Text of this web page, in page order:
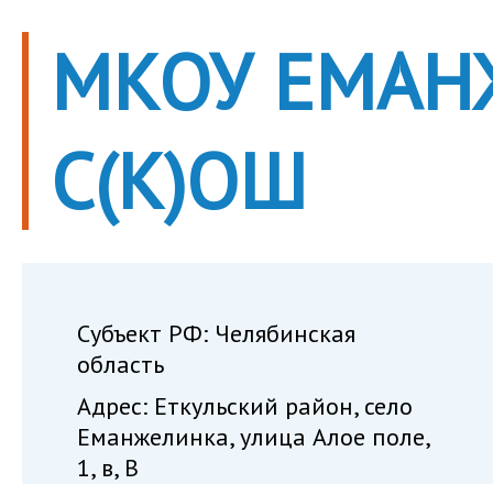
МКОУ
С(К)ОШ
Субъект РФ: Челябинская
область
Адрес: Еткульский район, село
Еманжелинка, улица Алое поле,
1, в, В